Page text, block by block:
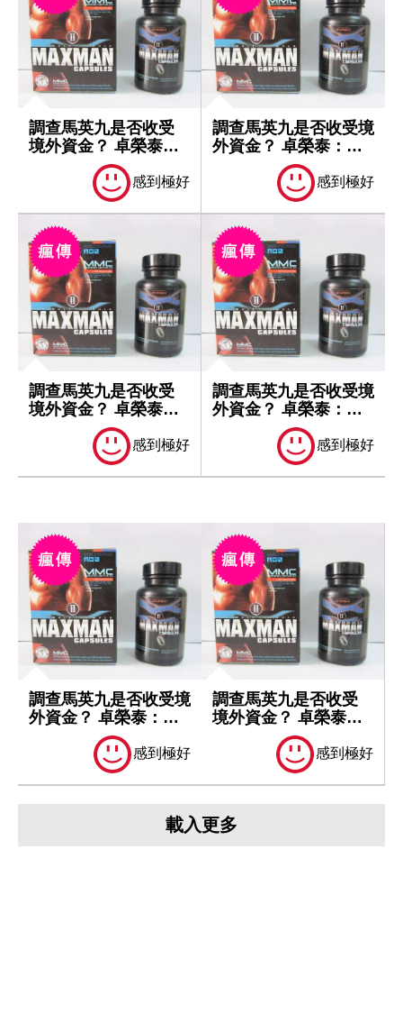
調查馬英九是否收受
境外資金？ 卓榮泰：
一切依法處理
感到極好
調查馬英九是否收受境
外資金？ 卓榮泰：一
切依法處理
感到極好
調查馬英九是否收受
境外資金？ 卓榮泰：
一切依法處理
感到極好
調查馬英九是否收受境
外資金？ 卓榮泰：一
切依法處理
感到極好
調查馬英九是否收受境
外資金？ 卓榮泰：一
切依法處理
感到極好
調查馬英九是否收受
境外資金？ 卓榮泰：
一切依法處理
感到極好
載入更多